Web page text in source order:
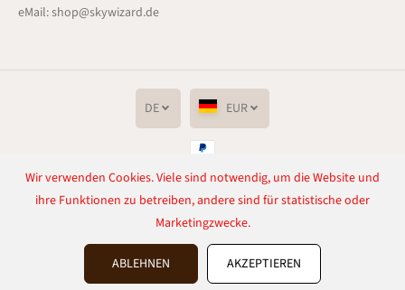
Bengalfeuer, rot, KAT F1 IN DEN WARENKORB LEGEN
eMail: shop@skywizard.de
Copyright© 2026Lichtenrader FeuerwerkverkaufPowered by Shopify
DE EUR
Vertrag widerrufen
Wir verwenden Cookies. Viele sind notwendig, um die Website und
ihre Funktionen zu betreiben, andere sind für statistische oder
Marketingzwecke.
ABLEHNEN AKZEPTIEREN